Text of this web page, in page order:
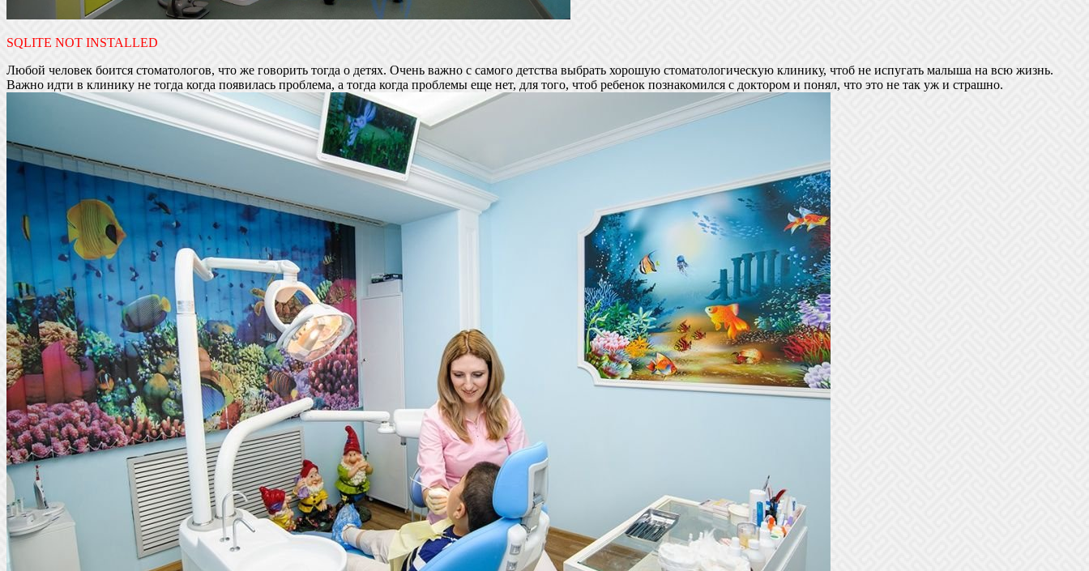
SQLITE NOT INSTALLED
Любой человек боится стоматологов, что же говорить тогда о детях. Очень важно с самого детства выбрать хорошую стоматологическую клинику, чтоб не испугать малыша на всю жизнь.
Важно идти в клинику не тогда когда появилась проблема, а тогда когда проблемы еще нет, для того, чтоб ребенок познакомился с доктором и понял, что это не так уж и страшно.